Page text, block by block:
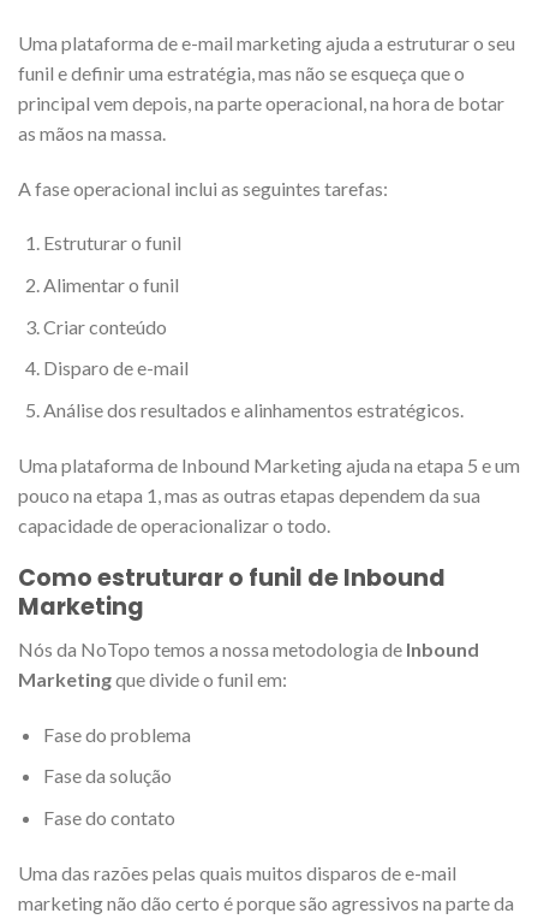
Uma plataforma de e-mail marketing ajuda a estruturar o seu
funil e definir uma estratégia, mas não se esqueça que o
principal vem depois, na parte operacional, na hora de botar
as mãos na massa.
A fase operacional inclui as seguintes tarefas:
Estruturar o funil
Alimentar o funil
Criar conteúdo
Disparo de e-mail
Análise dos resultados e alinhamentos estratégicos.
Uma plataforma de Inbound Marketing ajuda na etapa 5 e um
pouco na etapa 1, mas as outras etapas dependem da sua
capacidade de operacionalizar o todo.
Como estruturar o funil de Inbound
Marketing
Nós da NoTopo temos a nossa metodologia de Inbound
Marketingque divide o funil em:
Fase do problema
Fase da solução
Fase do contato
Uma das razões pelas quais muitos disparos de e-mail
marketing não dão certo é porque são agressivos na parte da